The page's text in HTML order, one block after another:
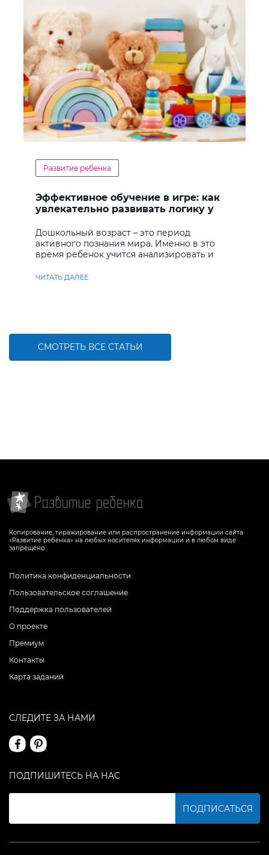
Развитие ребенка
Эффективное обучение в игре: как
увлекательно развивать логику у
Дошкольный возраст – это период
активного познания мира. Именно в это
время ребенок учится анализировать и
ЧИТАТЬ ДАЛЕЕ
СМОТРЕТЬ ВСЕ СТАТЬИ
Копирование, тиражирование или распространение информации сайта
«Развитие ребенка» на любых носителях информации и в любом виде
запрещено.
Политика конфиденциальности
Пользовательское соглашение
Поддержка пользователей
О проекте
Премиум
Контакты
Карта заданий
СЛЕДИТЕ ЗА НАМИ
ПОДПИШИТЕСЬ НА НАС
ПОДПИСАТЬСЯ